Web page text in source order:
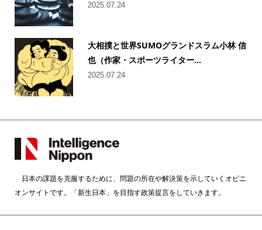
2025.07.24
大相撲と世界SUMOグランドスラム小林 信
也（作家・スポーツライター...
2025.07.24
日本の課題を克服するために、問題の所在や解決策を示していくオピニ
オンサイトです。「新生日本」を目指す政策提言をしていきます。